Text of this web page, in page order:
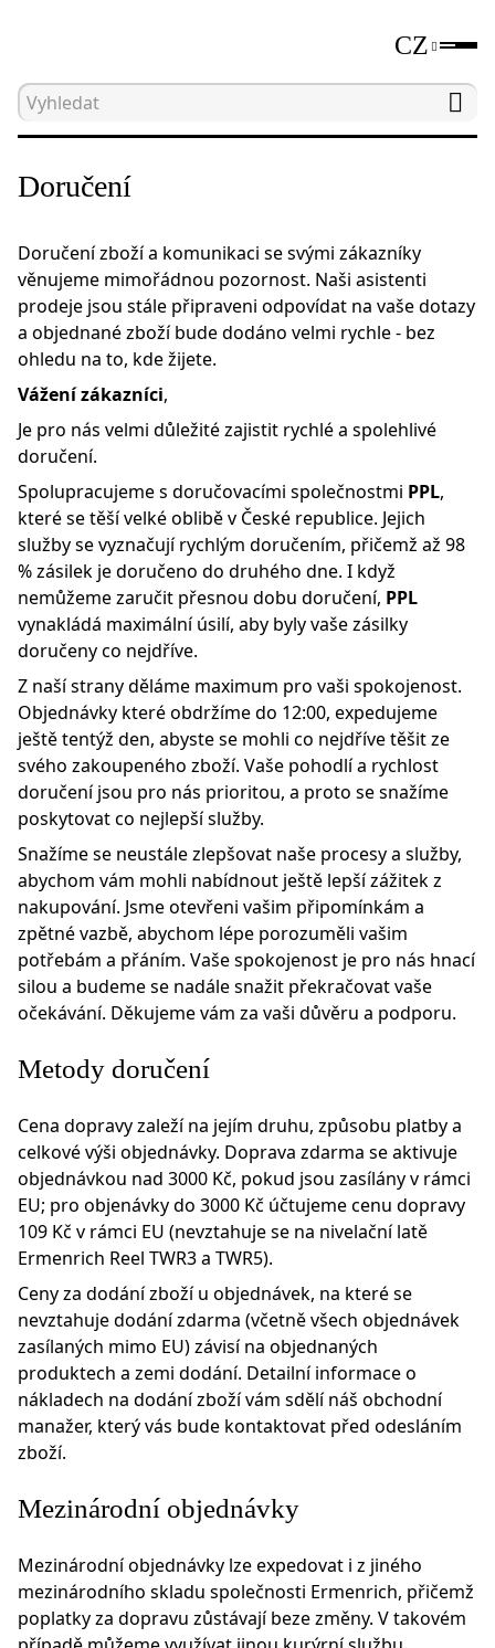
CZ
Hlavní strana
Doručení
Doručení zboží a komunikaci se svými zákazníky
věnujeme mimořádnou pozornost. Naši asistenti
prodeje jsou stále připraveni odpovídat na vaše dotazy
a objednané zboží bude dodáno velmi rychle - bez
ohledu na to, kde žijete.
Vážení zákazníci,
Je pro nás velmi důležité zajistit rychlé a spolehlivé
doručení.
Spolupracujeme s doručovacími společnostmi PPL,
které se těší velké oblibě v České republice. Jejich
služby se vyznačují rychlým doručením, přičemž až 98
% zásilek je doručeno do druhého dne. I když
nemůžeme zaručit přesnou dobu doručení, PPL
vynakládá maximální úsilí, aby byly vaše zásilky
doručeny co nejdříve.
Z naší strany děláme maximum pro vaši spokojenost.
Objednávky které obdržíme do 12:00, expedujeme
ještě tentýž den, abyste se mohli co nejdříve těšit ze
svého zakoupeného zboží. Vaše pohodlí a rychlost
doručení jsou pro nás prioritou, a proto se snažíme
poskytovat co nejlepší služby.
Snažíme se neustále zlepšovat naše procesy a služby,
abychom vám mohli nabídnout ještě lepší zážitek z
nakupování. Jsme otevřeni vašim připomínkám a
zpětné vazbě, abychom lépe porozuměli vašim
potřebám a přáním. Vaše spokojenost je pro nás hnací
silou a budeme se nadále snažit překračovat vaše
očekávání. Děkujeme vám za vaši důvěru a podporu.
Metody doručení
Cena dopravy zaleží na jejím druhu, způsobu platby a
celkové výši objednávky. Doprava zdarma se aktivuje
objednávkou nad 3000 Kč, pokud jsou zasílány v rámci
EU; pro objenávky do 3000 Kč účtujeme cenu dopravy
109 Kč v rámci EU (nevztahuje se na nivelační latě
Ermenrich Reel TWR3 a TWR5).
Ceny za dodání zboží u objednávek, na které se
nevztahuje dodání zdarma (včetně všech objednávek
zasílaných mimo EU) závisí na objednaných
produktech a zemi dodání. Detailní informace o
nákladech na dodání zboží vám sdělí náš obchodní
manažer, který vás bude kontaktovat před odesláním
zboží.
Mezinárodní objednávky
Mezinárodní objednávky lze expedovat i z jiného
mezinárodního skladu společnosti Ermenrich, přičemž
poplatky za dopravu zůstávají beze změny. V takovém